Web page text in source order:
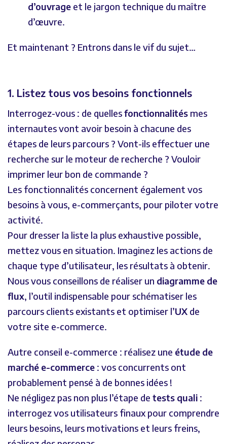
d’ouvrage et le jargon technique du maître
d’œuvre.
Et maintenant ? Entrons dans le vif du sujet…
1. Listez tous vos besoins fonctionnels
Interrogez-vous : de quellesfonctionnalités mes
internautes vont avoir besoin à chacune des
étapes de leurs parcours ? Vont-ils effectuer une
recherche sur le moteur de recherche ? Vouloir
imprimer leur bon de commande ?
Les fonctionnalités concernent également vos
besoins à vous, e-commerçants, pour piloter votre
activité.
Pour dresser la liste la plus exhaustive possible,
mettez vous en situation. Imaginez les actions de
chaque type d’utilisateur, les résultats à obtenir.
Nous vous conseillons de réaliser un diagramme de
flux, l’outil indispensable pour schématiser les
parcours clients existants et optimiser l’UX de
votre site e-commerce.
Autre conseil e-commerce : réalisez une étude de
marché e-commerce : vos concurrents ont
probablement pensé à de bonnes idées !
Ne négligez pas non plus l’étape de tests quali :
interrogez vos utilisateurs finaux pour comprendre
leurs besoins, leurs motivations et leurs freins,